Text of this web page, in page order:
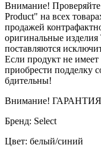
Внимание!
Product" на всех
продажей
оригинальные
поставляются
Если продукт не
приобрести подделку
бдительны!
Внимание! ГАРАНТИЯ
Бренд: Select
Цвет: белый/синий